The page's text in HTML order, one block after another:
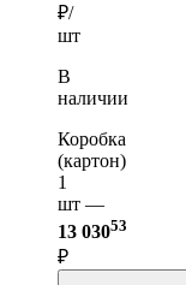
₽/
шт
В
наличии
Коробка
(картон)
1
шт —
13 03053
₽